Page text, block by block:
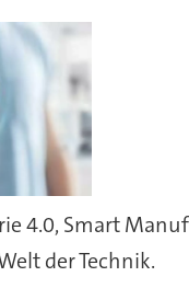
4.0, Smart
der Technik.